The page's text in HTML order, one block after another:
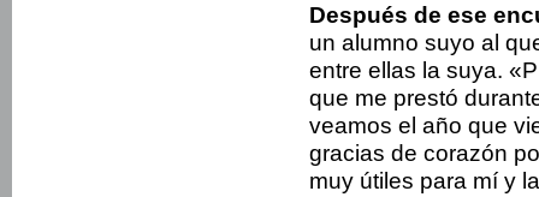
Después de ese
un alumno suyo al
entre ellas la suya.
que me prestó
veamos el año que
gracias de corazón
muy útiles para mí y